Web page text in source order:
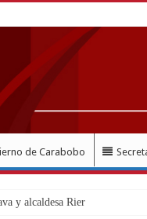
de Carabobo
y alcaldesa Riera